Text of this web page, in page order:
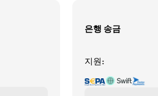
은행 송금
지원: